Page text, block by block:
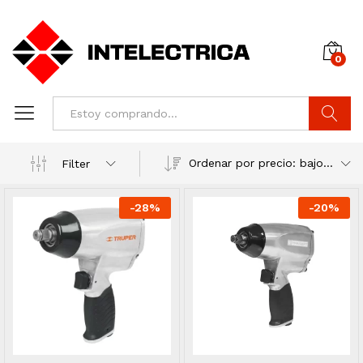
0
Filter
Ordenar por precio: bajo a alto
-28% -20%